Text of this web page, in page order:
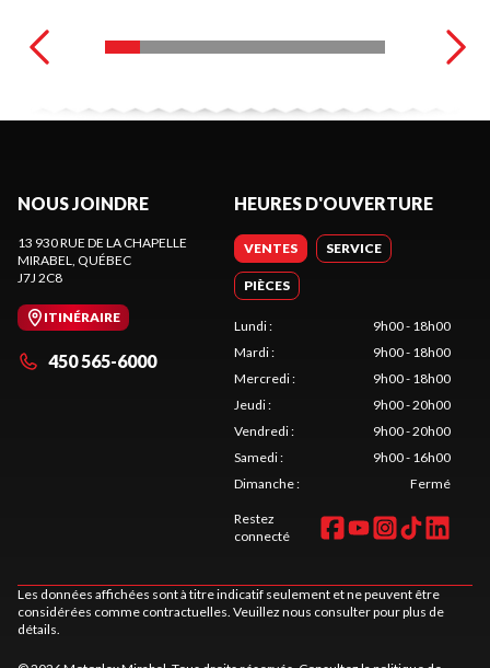
NOUS JOINDRE
13 930 RUE DE LA CHAPELLE
MIRABEL
, QUÉBEC
J7J 2C8
ITINÉRAIRE
450 565-6000
HEURES D'OUVERTURE
VENTES SERVICE
PIÈCES
Lundi:
9h00 - 18h00
Mardi:
9h00 - 18h00
Mercredi:
9h00 - 18h00
Jeudi:
9h00 - 20h00
Vendredi:
9h00 - 20h00
Samedi:
9h00 - 16h00
Dimanche: Fermé
Restez
connecté
Les données affichées sont à titre indicatif seulement et ne peuvent être
considérées comme contractuelles. Veuillez nous consulter pour plus de
détails.